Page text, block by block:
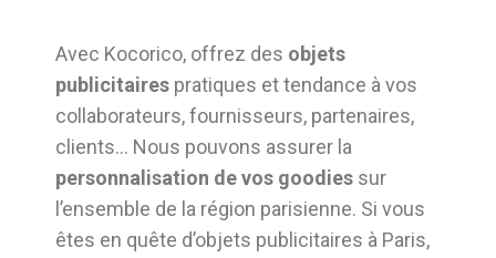
Avec Kocorico, offrez des objets
publicitaires pratiques et tendance à vos
collaborateurs, fournisseurs, partenaires,
clients… Nous pouvons assurer la
personnalisation de vos goodies sur
l’ensemble de la région parisienne. Si vous
êtes en quête d’objets publicitaires à Paris,